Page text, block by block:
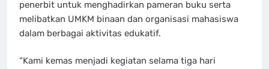
penerbit untuk menghadirkan pameran buku serta
melibatkan UMKM binaan dan organisasi mahasiswa
dalam berbagai aktivitas edukatif.
“Kami kemas menjadi kegiatan selama tiga hari